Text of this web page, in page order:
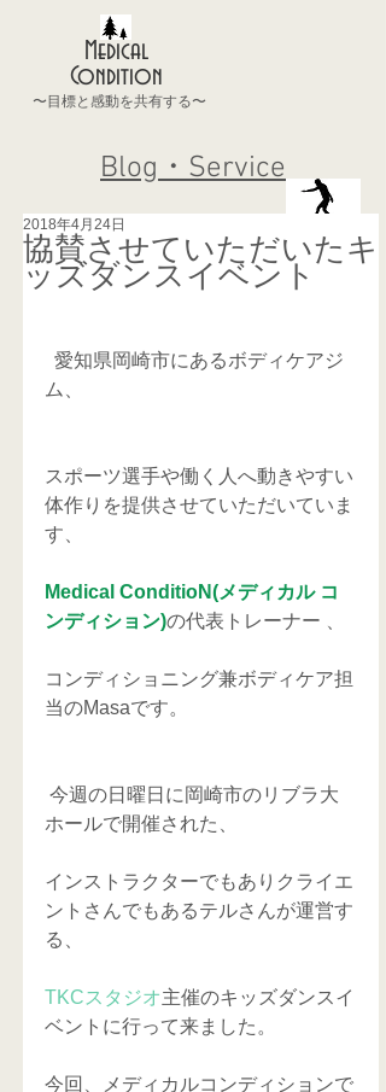
Medical
Condition
〜目標と感動を共有する〜
Blog・Service
協賛させていただいたキ
ッズダンスイベント
2018年4月24日
ム、
スポーツ選手や働く人へ動きやすい
体作りを提供させていただいていま
す、
Medical ConditioN(メディカル コ
ンディション)の代表トレーナー 、
コンディショニング兼ボディケア担
当のMasaです。
ホールで開催された、
インストラクターでもありクライエ
ントさんでもあるテルさんが運営す
る、
TKCスタジオ主催のキッズダンスイ
ベントに行って来ました。
今回、メディカルコンディションで